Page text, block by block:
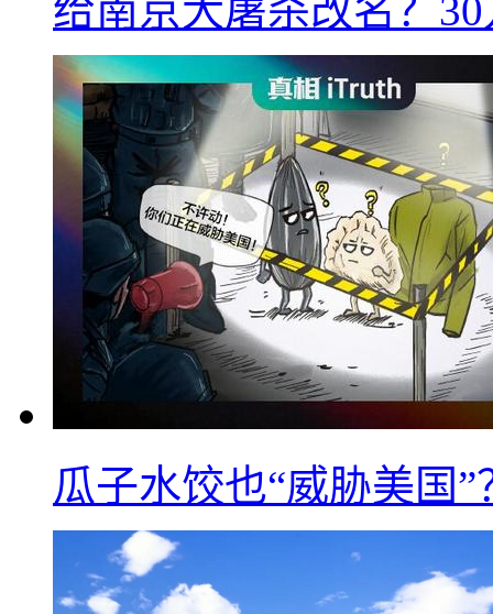
给南京大屠杀改名？
瓜子水饺也“威胁美国”